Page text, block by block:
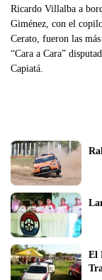
Ricardo Villalba a
Giménez, con el
Cerato, fueron las
“Cara a Cara”
Capiatá.
El